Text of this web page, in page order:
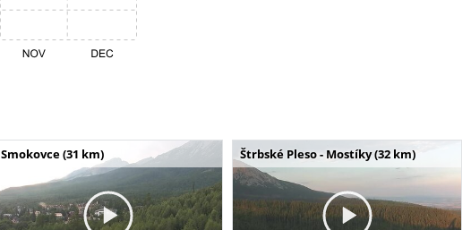
Smokovce (31 km) Štrbské Pleso - Mostíky (32 km)